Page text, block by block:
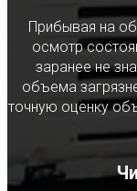
Прибывая на
осмотр
заранее не
объема
точную оценку